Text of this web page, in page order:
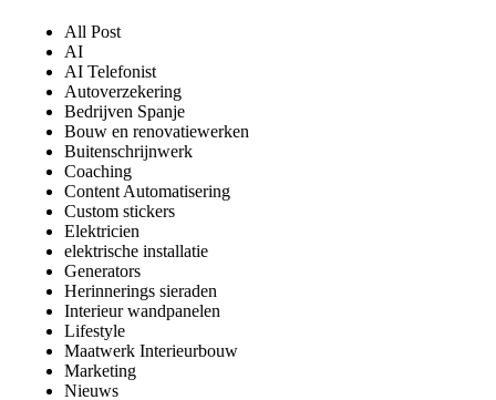
All Post
AI
AI Telefonist
Autoverzekering
Bedrijven Spanje
Bouw en renovatiewerken
Buitenschrijnwerk
Coaching
Content Automatisering
Custom stickers
Elektricien
elektrische installatie
Generators
Herinnerings sieraden
Interieur wandpanelen
Lifestyle
Maatwerk Interieurbouw
Marketing
Nieuws